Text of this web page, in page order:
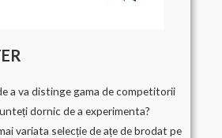
a va distinge gama de competitorii
dornic de a experimenta?
variata selecție de ațe de brodat pe